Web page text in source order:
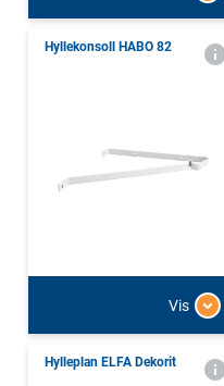
Hyllekonsoll HABO 82
Vis
Hylleplan ELFA Dekorit